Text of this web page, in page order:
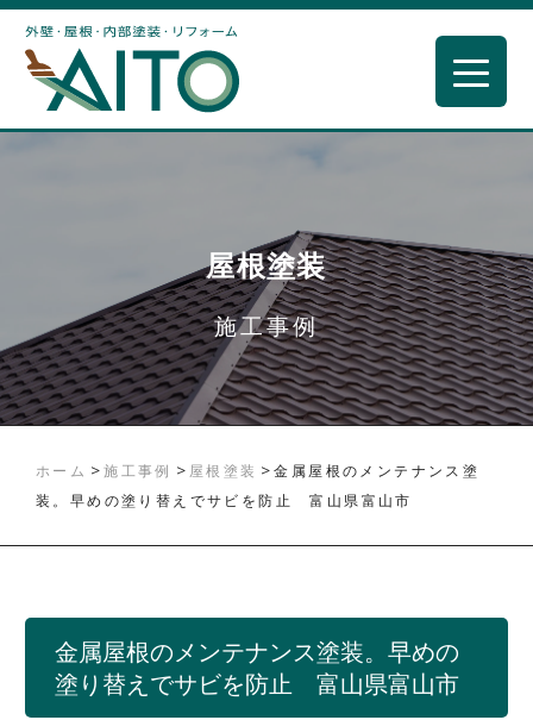
屋根塗装
施工事例
ホーム >施工事例 > 屋根塗装 >金属屋根のメンテナンス塗
装。早めの塗り替えでサビを防止 富山県富山市
金属屋根のメンテナンス塗装。早めの
塗り替えでサビを防止 富山県富山市